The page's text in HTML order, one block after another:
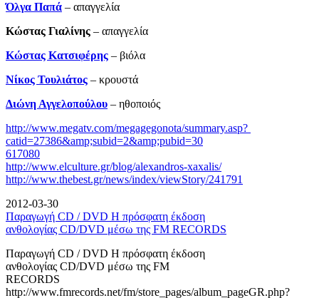
Όλγα Παπά – απαγγελία
Κώστας Γιαλίνης ­– απαγγελία
Κώστας Κατσιφέρης – βιόλα
Νίκος Τουλιάτος – κρουστά
Διώνη Αγγελοπούλου – ηθοποιός
http://www.megatv.com/megagegonota/summary.asp?
catid=27386&amp;subid=2&amp;pubid=30
617080
http://www.elculture.gr/blog/alexandros-xaxalis/
http://www.thebest.gr/news/index/viewStory/241791
2012-03-30
Παραγωγή CD / DVD Η πρόσφατη έκδοση
ανθολογίας CD/DVD μέσω της FM RECORDS
Παραγωγή CD / DVD Η πρόσφατη έκδοση
ανθολογίας CD/DVD μέσω της FM
RECORDS
http://www.fmrecords.net/fm/store_pages/album_pageGR.php?